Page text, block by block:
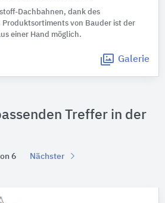
Dachbahnen, dank des
von Bauder ist der
einer Hand möglich.
Galerie
Treffer in der
6 Nächster